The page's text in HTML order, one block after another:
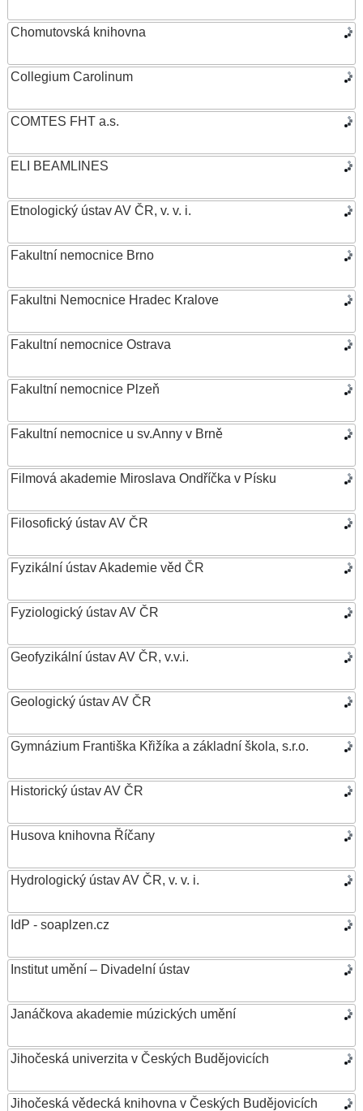
Chomutovská knihovna
Collegium Carolinum
COMTES FHT a.s.
ELI BEAMLINES
Etnologický ústav AV ČR, v. v. i.
Fakultní nemocnice Brno
Fakultni Nemocnice Hradec Kralove
Fakultní nemocnice Ostrava
Fakultní nemocnice Plzeň
Fakultní nemocnice u sv.Anny v Brně
Filmová akademie Miroslava Ondříčka v Písku
Filosofický ústav AV ČR
Fyzikální ústav Akademie věd ČR
Fyziologický ústav AV ČR
Geofyzikální ústav AV ČR, v.v.i.
Geologický ústav AV ČR
Gymnázium Františka Křižíka a základní škola, s.r.o.
Historický ústav AV ČR
Husova knihovna Říčany
Hydrologický ústav AV ČR, v. v. i.
IdP - soaplzen.cz
Institut umění – Divadelní ústav
Janáčkova akademie múzických umění
Jihočeská univerzita v Českých Budějovicích
Jihočeská vědecká knihovna v Českých Budějovicích